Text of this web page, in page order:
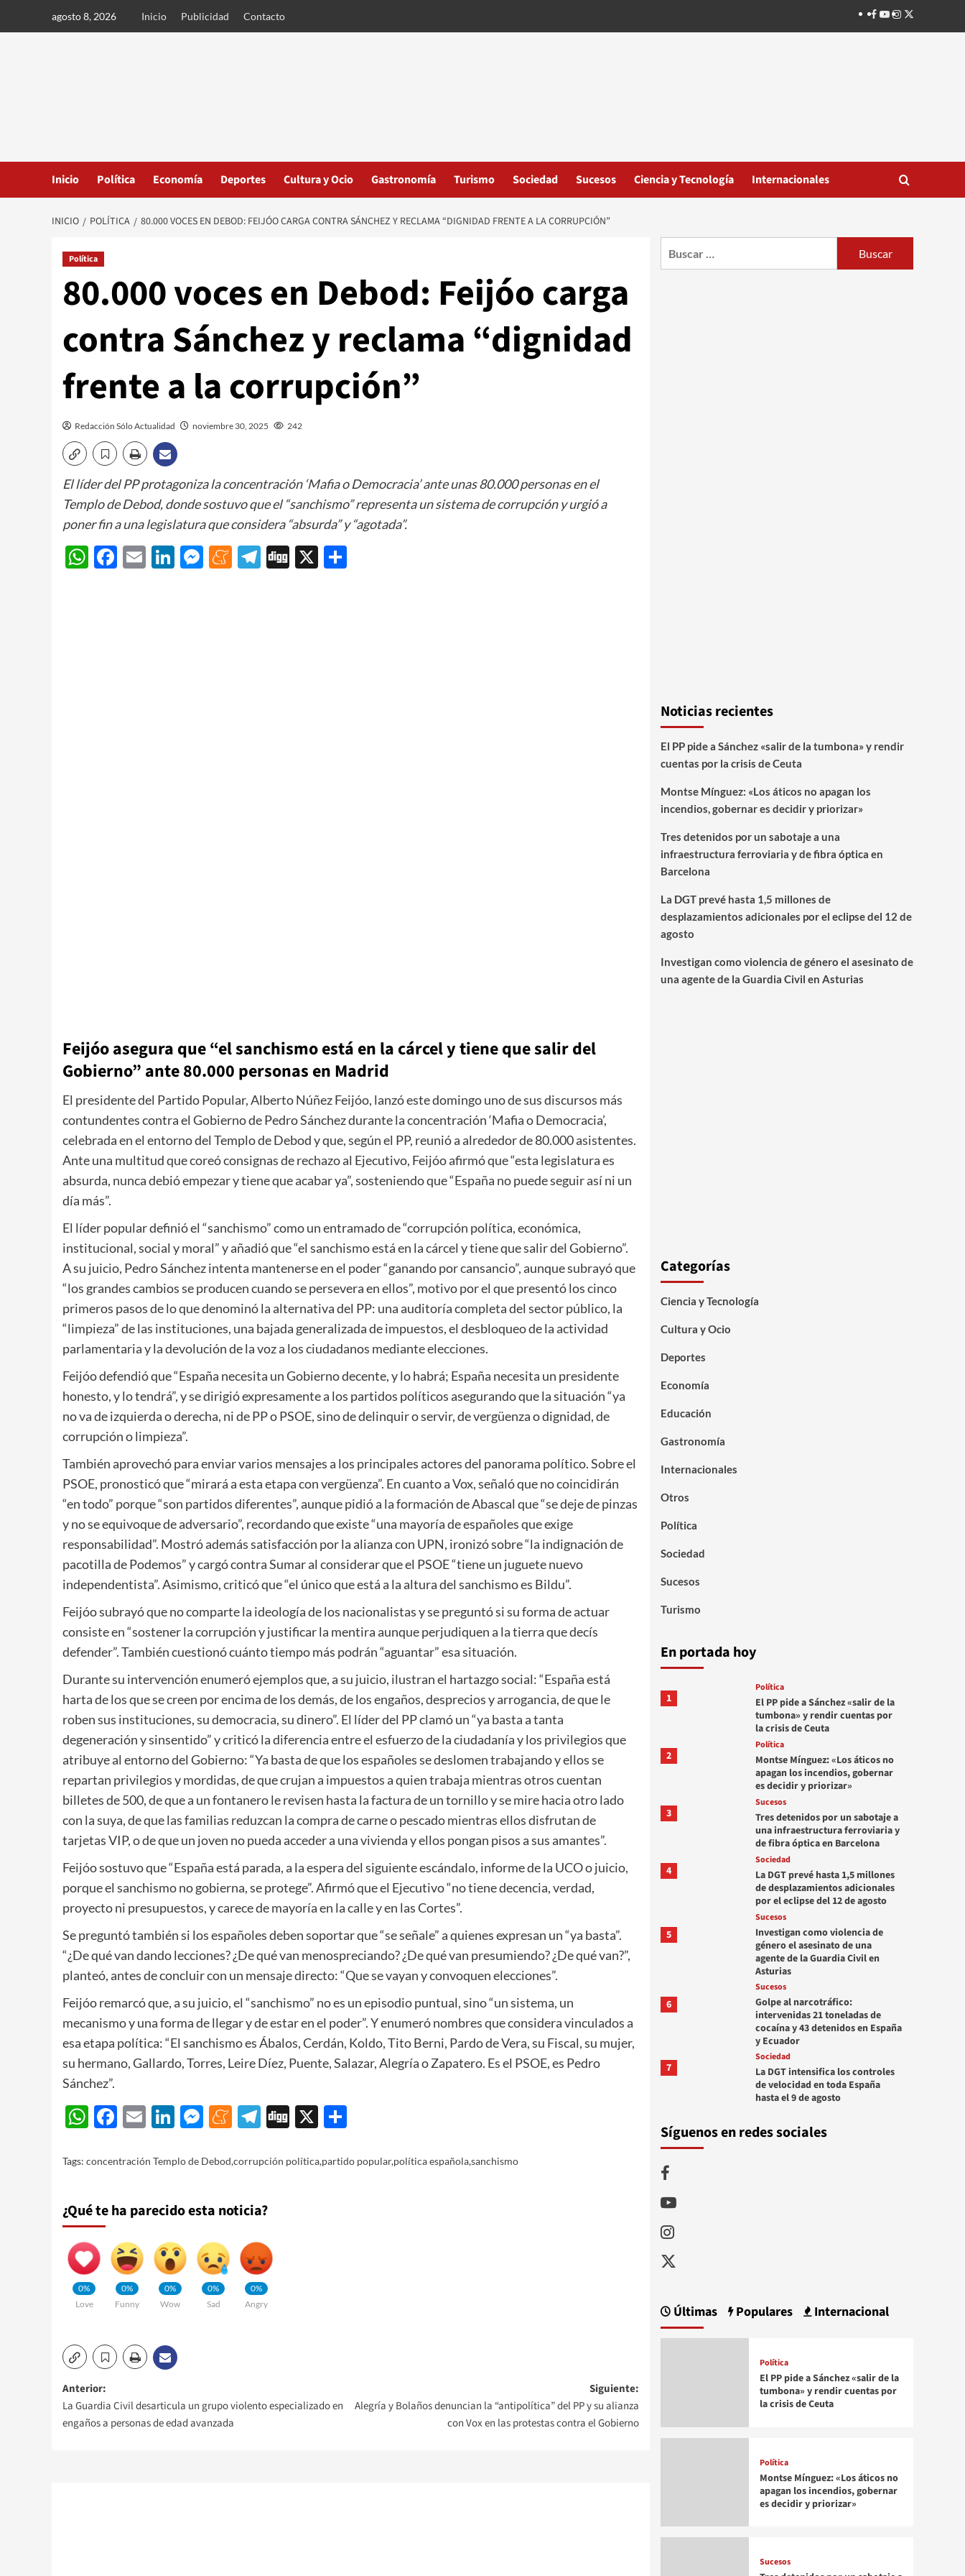
agosto 8, 2026 Inicio Publicidad Contacto Facebook
Youtube
Instagram
Twitter
Inicio Política Economía Deportes Cultura y Ocio Gastronomía Turismo Sociedad Sucesos Ciencia y Tecnología Internacionales
INICIO POLÍTICA 80.000 VOCES EN DEBOD: FEIJÓO CARGA CONTRA SÁNCHEZ Y RECLAMA “DIGNIDAD FRENTE A LA CORRUPCIÓN”
Política
80.000 voces en Debod: Feijóo carga
contra Sánchez y reclama “dignidad
frente a la corrupción”
Redacción Sólo Actualidad noviembre 30, 2025 242
El líder del PP protagoniza la concentración ‘Mafia o Democracia’ ante unas 80.000 personas en el
Templo de Debod, donde sostuvo que el “sanchismo” representa un sistema de corrupción y urgió a
poner fin a una legislatura que considera “absurda” y “agotada”.
WhatsApp
Facebook
EmailLinkedIn
Messenger
Meneame
Telegram
Digg
X
Feijóo asegura que “el sanchismo está en la cárcel y tiene que salir del
Gobierno” ante 80.000 personas en Madrid
El presidente del Partido Popular, Alberto Núñez Feijóo, lanzó este domingo uno de sus discursos más
contundentes contra el Gobierno de Pedro Sánchez durante la concentración ‘Mafia o Democracia’,
celebrada en el entorno del Templo de Debod y que, según el PP, reunió a alrededor de 80.000 asistentes.
Ante una multitud que coreó consignas de rechazo al Ejecutivo, Feijóo afirmó que “esta legislatura es
absurda, nunca debió empezar y tiene que acabar ya”, sosteniendo que “España no puede seguir así ni un
día más”.
El líder popular definió el “sanchismo” como un entramado de “corrupción política, económica,
institucional, social y moral” y añadió que “el sanchismo está en la cárcel y tiene que salir del Gobierno”.
A su juicio, Pedro Sánchez intenta mantenerse en el poder “ganando por cansancio”, aunque subrayó que
“los grandes cambios se producen cuando se persevera en ellos”, motivo por el que presentó los cinco
primeros pasos de lo que denominó la alternativa del PP: una auditoría completa del sector público, la
“limpieza” de las instituciones, una bajada generalizada de impuestos, el desbloqueo de la actividad
parlamentaria y la devolución de la voz a los ciudadanos mediante elecciones.
Feijóo defendió que “España necesita un Gobierno decente, y lo habrá; España necesita un presidente
honesto, y lo tendrá”, y se dirigió expresamente a los partidos políticos asegurando que la situación “ya
no va de izquierda o derecha, ni de PP o PSOE, sino de delinquir o servir, de vergüenza o dignidad, de
corrupción o limpieza”.
También aprovechó para enviar varios mensajes a los principales actores del panorama político. Sobre el
PSOE, pronosticó que “mirará a esta etapa con vergüenza”. En cuanto a Vox, señaló que no coincidirán
“en todo” porque “son partidos diferentes”, aunque pidió a la formación de Abascal que “se deje de pinzas
y no se equivoque de adversario”, recordando que existe “una mayoría de españoles que exige
responsabilidad”. Mostró además satisfacción por la alianza con UPN, ironizó sobre “la indignación de
pacotilla de Podemos” y cargó contra Sumar al considerar que el PSOE “tiene un juguete nuevo
independentista”. Asimismo, criticó que “el único que está a la altura del sanchismo es Bildu”.
Feijóo subrayó que no comparte la ideología de los nacionalistas y se preguntó si su forma de actuar
consiste en “sostener la corrupción y justificar la mentira aunque perjudiquen a la tierra que decís
defender”. También cuestionó cuánto tiempo más podrán “aguantar” esa situación.
Durante su intervención enumeró ejemplos que, a su juicio, ilustran el hartazgo social: “España está
harta de los que se creen por encima de los demás, de los engaños, desprecios y arrogancia, de que le
roben sus instituciones, su democracia, su dinero”. El líder del PP clamó un “ya basta a tanta
degeneración y sinsentido” y criticó la diferencia entre el esfuerzo de la ciudadanía y los privilegios que
atribuye al entorno del Gobierno: “Ya basta de que los españoles se deslomen trabajando y ellos se
repartan privilegios y mordidas, de que crujan a impuestos a quien trabaja mientras otros cuentan
billetes de 500, de que a un fontanero le revisen hasta la factura de un tornillo y se mire hacia otro lado
con la suya, de que las familias reduzcan la compra de carne o pescado mientras ellos disfrutan de
tarjetas VIP, o de que un joven no pueda acceder a una vivienda y ellos pongan pisos a sus amantes”.
Feijóo sostuvo que “España está parada, a la espera del siguiente escándalo, informe de la UCO o juicio,
porque el sanchismo no gobierna, se protege”. Afirmó que el Ejecutivo “no tiene decencia, verdad,
proyecto ni presupuestos, y carece de mayoría en la calle y en las Cortes”.
Se preguntó también si los españoles deben soportar que “se señale” a quienes expresan un “ya basta”.
“¿De qué van dando lecciones? ¿De qué van menospreciando? ¿De qué van presumiendo? ¿De qué van?”,
planteó, antes de concluir con un mensaje directo: “Que se vayan y convoquen elecciones”.
Feijóo remarcó que, a su juicio, el “sanchismo” no es un episodio puntual, sino “un sistema, un
mecanismo y una forma de llegar y de estar en el poder”. Y enumeró nombres que considera vinculados a
esa etapa política: “El sanchismo es Ábalos, Cerdán, Koldo, Tito Berni, Pardo de Vera, su Fiscal, su mujer,
su hermano, Gallardo, Torres, Leire Díez, Puente, Salazar, Alegría o Zapatero. Es el PSOE, es Pedro
Sánchez”.
WhatsApp
Facebook
EmailLinkedIn
Messenger
Meneame
Telegram
Digg
X
Tags: concentración Templo de Debod,corrupción política,partido popular,política española,sanchismo
¿Qué te ha parecido esta noticia?
0%
Love
0%
Funny
0%
Wow
0%
Sad
0%
Angry
Navegación
de
Anterior:
La Guardia Civil desarticula un grupo violento especializado en
engaños a personas de edad avanzada
Siguiente:
Alegría y Bolaños denuncian la “antipolítica” del PP y su alianza
con Vox en las protestas contra el Gobierno
Noticias recientes
El PP pide a Sánchez «salir de la tumbona» y rendir
cuentas por la crisis de Ceuta
Montse Mínguez: «Los áticos no apagan los
incendios, gobernar es decidir y priorizar»
Tres detenidos por un sabotaje a una
infraestructura ferroviaria y de fibra óptica en
Barcelona
La DGT prevé hasta 1,5 millones de
desplazamientos adicionales por el eclipse del 12 de
agosto
Investigan como violencia de género el asesinato de
una agente de la Guardia Civil en Asturias
Categorías
Ciencia y Tecnología
Cultura y Ocio
Deportes
Economía
Educación
Gastronomía
Internacionales
Otros
Política
Sociedad
Sucesos
Turismo
En portada hoy
1
Política
El PP pide a Sánchez «salir de la
tumbona» y rendir cuentas por
la crisis de Ceuta
2
Política
Montse Mínguez: «Los áticos no
apagan los incendios, gobernar
es decidir y priorizar»
3
Sucesos
Tres detenidos por un sabotaje a
una infraestructura ferroviaria y
de fibra óptica en Barcelona
4
Sociedad
La DGT prevé hasta 1,5 millones
de desplazamientos adicionales
por el eclipse del 12 de agosto
5
Sucesos
Investigan como violencia de
género el asesinato de una
agente de la Guardia Civil en
Asturias
6
Sucesos
Golpe al narcotráfico:
intervenidas 21 toneladas de
cocaína y 43 detenidos en España
y Ecuador
7
Sociedad
La DGT intensifica los controles
de velocidad en toda España
hasta el 9 de agosto
Síguenos en redes sociales
Facebook
Youtube
Instagram
Twitter
Últimas Populares Internacional
Política
El PP pide a Sánchez «salir de la
tumbona» y rendir cuentas por
la crisis de Ceuta
Política
Montse Mínguez: «Los áticos no
apagan los incendios, gobernar
es decidir y priorizar»
Sucesos